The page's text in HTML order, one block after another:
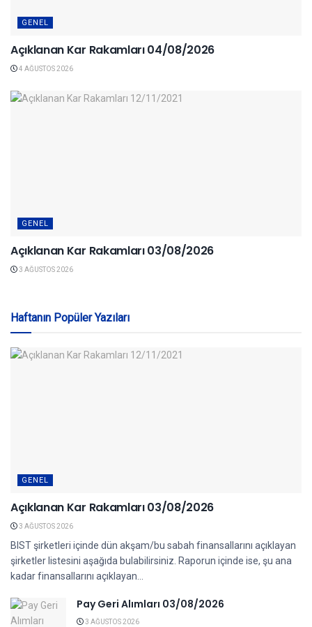
GENEL
Açıklanan Kar Rakamları 04/08/2026
4 AĞUSTOS 2026
GENEL
Açıklanan Kar Rakamları 03/08/2026
3 AĞUSTOS 2026
Haftanın Popüler Yazıları
GENEL
Açıklanan Kar Rakamları 03/08/2026
3 AĞUSTOS 2026
BIST şirketleri içinde dün akşam/bu sabah finansallarını açıklayan
şirketler listesini aşağıda bulabilirsiniz. Raporun içinde ise, şu ana
kadar finansallarını açıklayan...
Pay Geri Alımları 03/08/2026
3 AĞUSTOS 2026